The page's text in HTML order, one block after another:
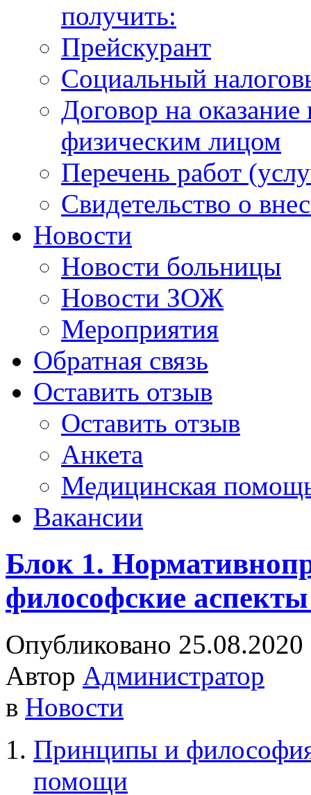
получить:
Прейскурант
Социальный
Договор на
физическим лицом
Перечень работ
Свидетельство о
Новости
Новости больницы
Новости ЗОЖ
Мероприятия
Обратная связь
Оставить отзыв
Оставить отзыв
Анкета
Медицинская
Вакансии
Блок 1.
философские
Опубликовано 25.08.2020
Автор Администратор
в Новости
Принципы и
помощи